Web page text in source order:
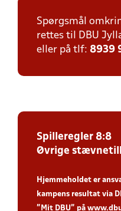
Spørgsmål
rettes til DBU
eller på tlf: 8939
Spilleregler 8:8
Øvrige
Hjemmeholdet er
kampens resultat via
”Mit DBU” på